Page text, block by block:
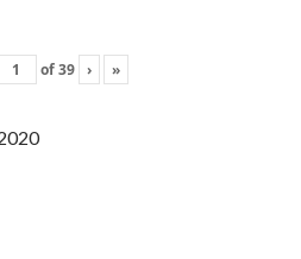
of39 › »